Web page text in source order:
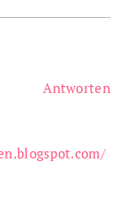
Antworten